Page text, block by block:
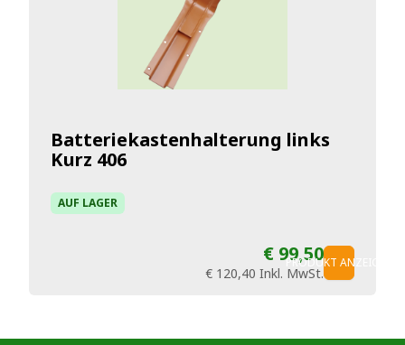
Batteriekastenhalterung links
Kurz 406
AUF LAGER
€ 99,50
€ 120,40 Inkl. MwSt.
PRODUKT ANZEIGEN